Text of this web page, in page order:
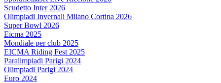
Scudetto Inter 2026
Olimpiadi Invernali Milano Cortina 2026
Super Bowl 2026
Eicma 2025
Mondiale per club 2025
EICMA Riding Fest 2025
Paralimpiadi Parigi 2024
Olimpiadi Parigi 2024
Euro 2024